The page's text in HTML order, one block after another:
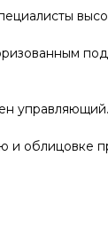
и облицовке